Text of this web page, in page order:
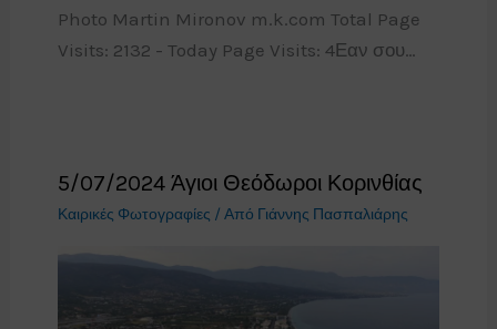
Photo Martin Mironov m.k.com Total Page
Visits: 2132 - Today Page Visits: 4Εαν σου…
5/07/2024 Άγιοι Θεόδωροι Κορινθίας
Καιρικές Φωτογραφίες / Από Γιάννης Πασπαλιάρης